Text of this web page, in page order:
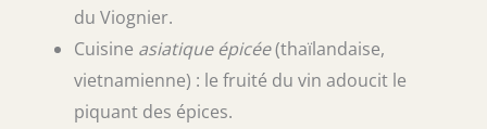
du Viognier.
Cuisine asiatique épicée(thaïlandaise,
vietnamienne) : le fruité du vin adoucit le
piquant des épices.